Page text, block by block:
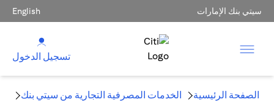
سيتي بنك الإمارات English
تسجيل الدخول
الصفحة الرئيسية
الخدمات المصرفية التجارية من سيتي بنك